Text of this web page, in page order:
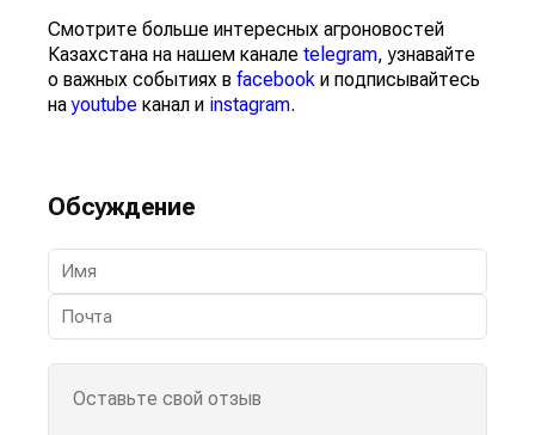
Смотрите больше интересных агроновостей
Казахстана на нашем канале telegram, узнавайте
о важных событиях в facebook и подписывайтесь
наyoutube канал и instagram.
Обсуждение